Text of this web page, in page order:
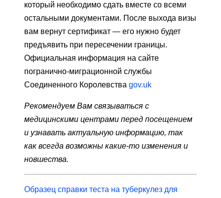
который необходимо сдать вместе со всеми
остальными документами. После выхода визы
вам вернут сертификат — его нужно будет
предъявить при пересечении границы.
Официальная информация на сайте
погранично-миграционной службы
Соединенного Королевства gov.uk
Рекомендуем Вам связываться с
медицинскими центрами перед посещением
и узнавать актуальную информацию, так
как всегда возможны какие-то изменения и
новшества.
Образец справки теста на туберкулез для